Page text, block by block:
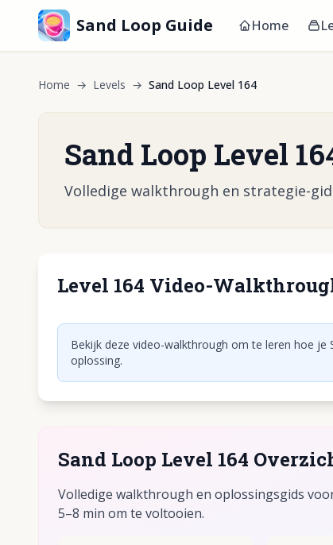
Sand Loop Guide Home
Home → Levels → Sand Loop Level 164
Sand Loop Level
Volledige walkthrough en strategie-
Level 164 Video- Klik
Bekijk deze video-walkthrough om te leren hoe je
oplossing.
Sand Loop Level 164
Volledige walkthrough en oplossingsgids
5–8 min om te voltooien.